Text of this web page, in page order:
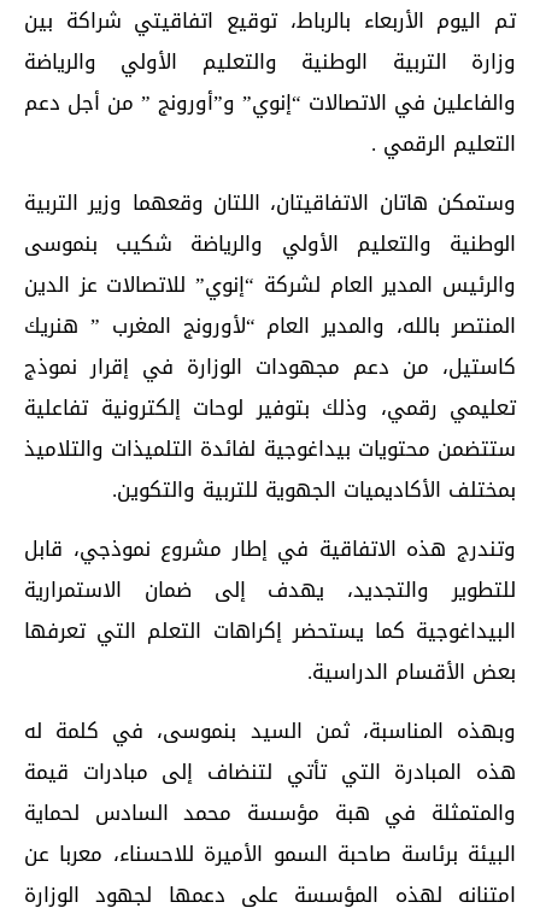
تم اليوم الأربعاء بالرباط، توقيع اتفاقيتي شراكة بين
وزارة التربية الوطنية والتعليم الأولي والرياضة
والفاعلين في الاتصالات “إنوي” و”أورونج ” من أجل دعم
التعليم الرقمي .
وستمكن هاتان الاتفاقيتان، اللتان وقعهما وزير التربية
الوطنية والتعليم الأولي والرياضة شكيب بنموسى
والرئيس المدير العام لشركة “إنوي” للاتصالات عز الدين
المنتصر بالله، والمدير العام “لأورونج المغرب ” هنريك
كاستيل، من دعم مجهودات الوزارة في إقرار نموذج
تعليمي رقمي، وذلك بتوفير لوحات إلكترونية تفاعلية
ستتضمن محتويات بيداغوجية لفائدة التلميذات والتلاميذ
بمختلف الأكاديميات الجهوية للتربية والتكوين.
وتندرج هذه الاتفاقية في إطار مشروع نموذجي، قابل
للتطوير والتجديد، يهدف إلى ضمان الاستمرارية
البيداغوجية كما يستحضر إكراهات التعلم التي تعرفها
بعض الأقسام الدراسية.
وبهذه المناسبة، ثمن السيد بنموسى، في كلمة له
هذه المبادرة التي تأتي لتنضاف إلى مبادرات قيمة
والمتمثلة في هبة مؤسسة محمد السادس لحماية
البيئة برئاسة صاحبة السمو الأميرة للاحسناء، معربا عن
امتنانه لهذه المؤسسة على دعمها لجهود الوزارة